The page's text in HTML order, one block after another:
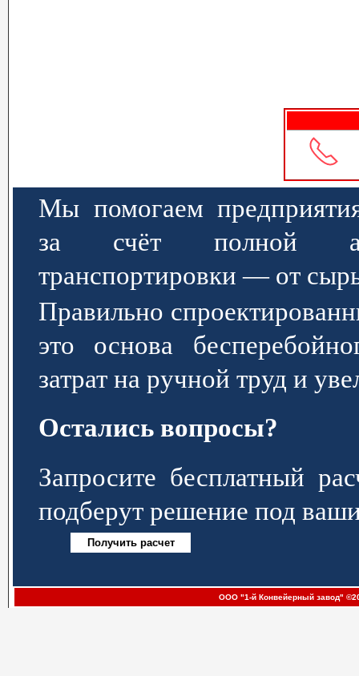
Мы помогаем
за счёт полной
транспортировки — от
Правильно
это основа
затрат на ручной труд и
Остались вопросы?
Запросите бесплатный
подберут решение под
ООО "1-й Конвейерный завод"